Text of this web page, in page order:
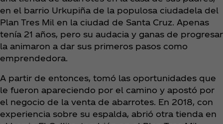
en el barrio Urkupiña de la populosa ciudadela del
Plan Tres Mil en la ciudad de Santa Cruz. Apenas
tenía 21 años, pero su audacia y ganas de progresar
la animaron a dar sus primeros pasos como
emprendedora.
A partir de entonces, tomó las oportunidades que
le fueron apareciendo por el camino y apostó por
el negocio de la venta de abarrotes. En 2018, con
experiencia sobre su espalda, abrió otra tienda en